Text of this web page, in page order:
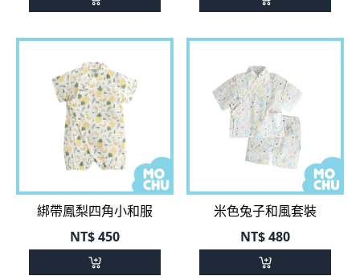
綁帶鳳梨四角小和服
NT$450
米色兔子和風套裝
NT$480